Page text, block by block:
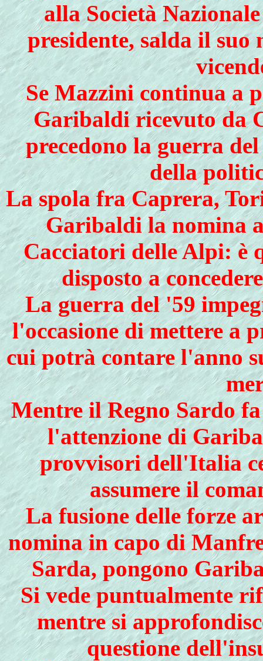
alla Società
presidente, salda il suo
Se Mazzini continua a
Garibaldi ricevuto da
precedono la guerra
della
La spola fra Caprera,
Garibaldi la nomina
Cacciatori delle Alpi: è
disposto a
La guerra del '59
l'occasione di mettere a
cui potrà contare l'anno
Mentre il Regno Sardo
l'attenzione di
provvisori dell'Italia
assumere il
La fusione delle forze
nomina in capo di
Sarda, pongono
Si vede puntualmente
mentre si
questione